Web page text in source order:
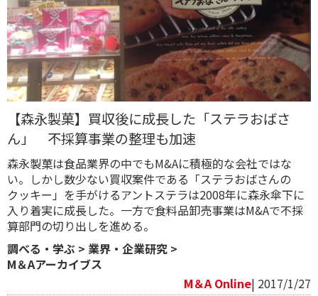
【森永製菓】買収後に成長した「ステラおばさ
ん」 不採算事業の整理も加速
森永製菓は食品業界の中でもM&Aに積極的な会社ではな
い。しかし数少ない買収案件である「ステラおばさんの
クッキー」を手がけるアントステラは2008年に森永傘下に
入り着実に成長した。一方で食料品卸売事業はM&Aで不採
算部門の切り出しを進める。
調べる・学ぶ > 業界・企業研究 >
M＆Aアーカイブス
M＆A Online| 2017/1/27